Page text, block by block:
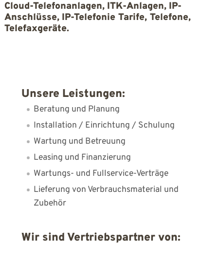
Cloud-Telefonanlagen, ITK-Anlagen, IP-
Anschlüsse, IP-Telefonie Tarife, Telefone,
Telefaxgeräte.
Unsere Leistungen:
Beratung und Planung
Installation / Ein­richt­ung / Schul­ung
Wartung und Be­treu­ung
Leasing und Finanz­ierung
Wartungs- und Full­service-Ver­träge
Lieferung von Ver­brauchs­material und
Zu­be­hör
Wir sind Ver­triebs­part­ner von: